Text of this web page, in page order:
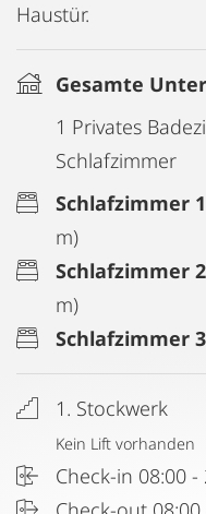
Haustür.
Gesamte
1 Privates
Schlafzimmer
Schlafzimmer
m)
Schlafzimmer
m)
Schlafzimmer
1. Stockwerk
Kein Lift vorhanden
Check-in 08:00